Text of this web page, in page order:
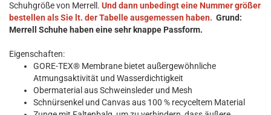
Schuhgröße von Merrell. Und dann unbedingt eine Nummer größer
bestellen als Sie lt. der Tabelle ausgemessen haben. Grund:
Merrell Schuhe haben eine sehr knappe Passform.
Eigenschaften:
GORE-TEX® Membrane bietet außergewöhnliche
Atmungsaktivität und Wasserdichtigkeit
Obermaterial aus Schweinsleder und Mesh
Schnürsenkel und Canvas aus 100 % recyceltem Material